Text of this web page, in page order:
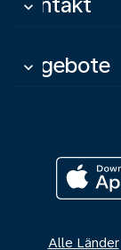
keyboard_arrow_down
Angebote
keyboard_arrow_down
Alle Länder